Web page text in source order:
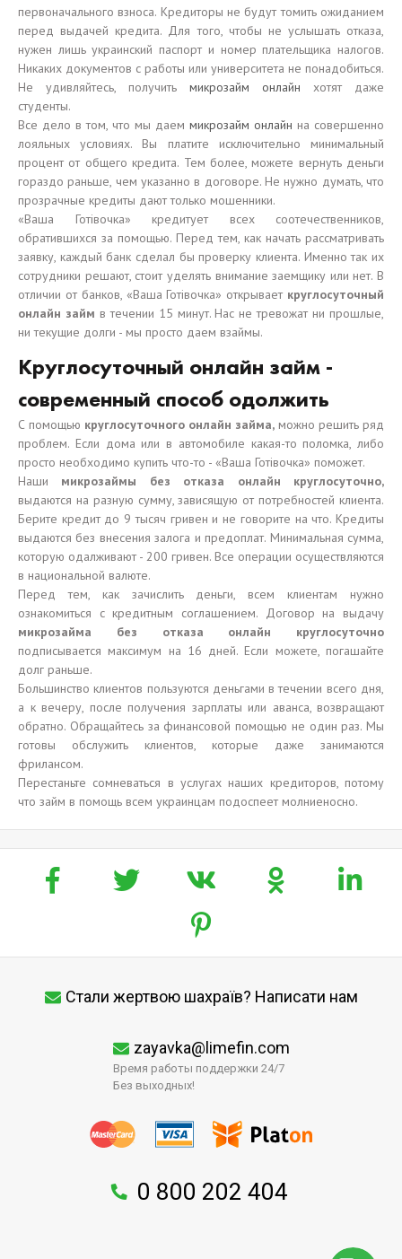
первоначального взноса. Кредиторы не будут томить ожиданием
перед выдачей кредита. Для того, чтобы не услышать отказа,
нужен лишь украинский паспорт и номер плательщика налогов.
Никаких документов с работы или университета не понадобиться.
Не удивляйтесь, получить микрозайм онлайн
хотят даже
студенты.
Все дело в том, что мы даем микрозайм онлайн на совершенно
лояльных условиях. Вы платите исключительно минимальный
процент от общего кредита. Тем более, можете вернуть деньги
гораздо раньше, чем указанно в договоре. Не нужно думать, что
прозрачные кредиты дают только мошенники.
«Ваша Готівочка» кредитует всех соотечественников,
обратившихся за помощью. Перед тем, как начать рассматривать
заявку, каждый банк сделал бы проверку клиента. Именно так их
сотрудники решают, стоит уделять внимание заемщику или нет. В
отличии от банков, «Ваша Готівочка» открывает круглосуточный
онлайн займ в течении 15 минут. Нас не тревожат ни прошлые,
ни текущие долги - мы просто даем взаймы.
Круглосуточный онлайн займ -
современный способ одолжить
С помощью круглосуточного онлайн займа, можно решить ряд
проблем. Если дома или в автомобиле какая-то поломка, либо
просто необходимо купить что-то - «Ваша Готівочка» поможет.
Наши микрозаймы без отказа онлайн круглосуточно,
выдаются на разную сумму, зависящую от потребностей клиента.
Берите кредит до 9 тысяч гривен и не говорите на что. Кредиты
выдаются без внесения залога и предоплат. Минимальная сумма,
которую одалживают - 200 гривен. Все операции осуществляются
в национальной валюте.
Перед тем, как зачислить деньги, всем клиентам нужно
ознакомиться с кредитным соглашением. Договор на выдачу
микрозайма без отказа онлайн круглосуточно
подписывается максимум на 16 дней. Если можете, погашайте
долг раньше.
Большинство клиентов пользуются деньгами в течении всего дня,
а к вечеру, после получения зарплаты или аванса, возвращают
обратно. Обращайтесь за финансовой помощью не один раз. Мы
готовы обслужить клиентов, которые даже занимаются
фрилансом.
Перестаньте сомневаться в услугах наших кредиторов, потому
что займ в помощь всем украинцам подоспеет молниеносно.
Стали жертвою шахраїв? Написати нам
zayavka@limefin.com
Время работы поддержки 24/7
Без выходных!
0 800 202 404
↑